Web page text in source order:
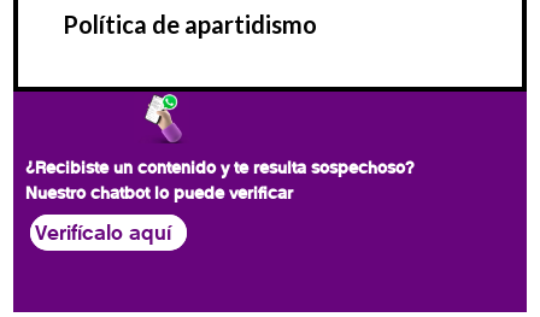
Política de apartidismo
¿Recibiste un contenido y te resulta sospechoso?
Nuestro chatbot lo puede verificar
Verifícalo aquí